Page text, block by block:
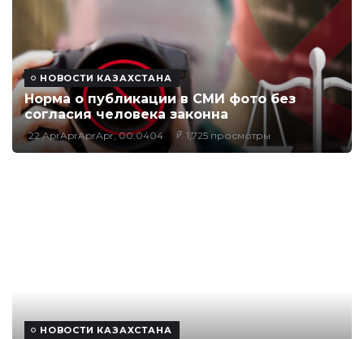
НОВОСТИ КАЗАХСТАНА
Норма о публикации в СМИ фото без
согласия человека законна
22 AprAprAprApr, 00:0404 1,725 просмотры
НОВОСТИ КАЗАХСТАНА